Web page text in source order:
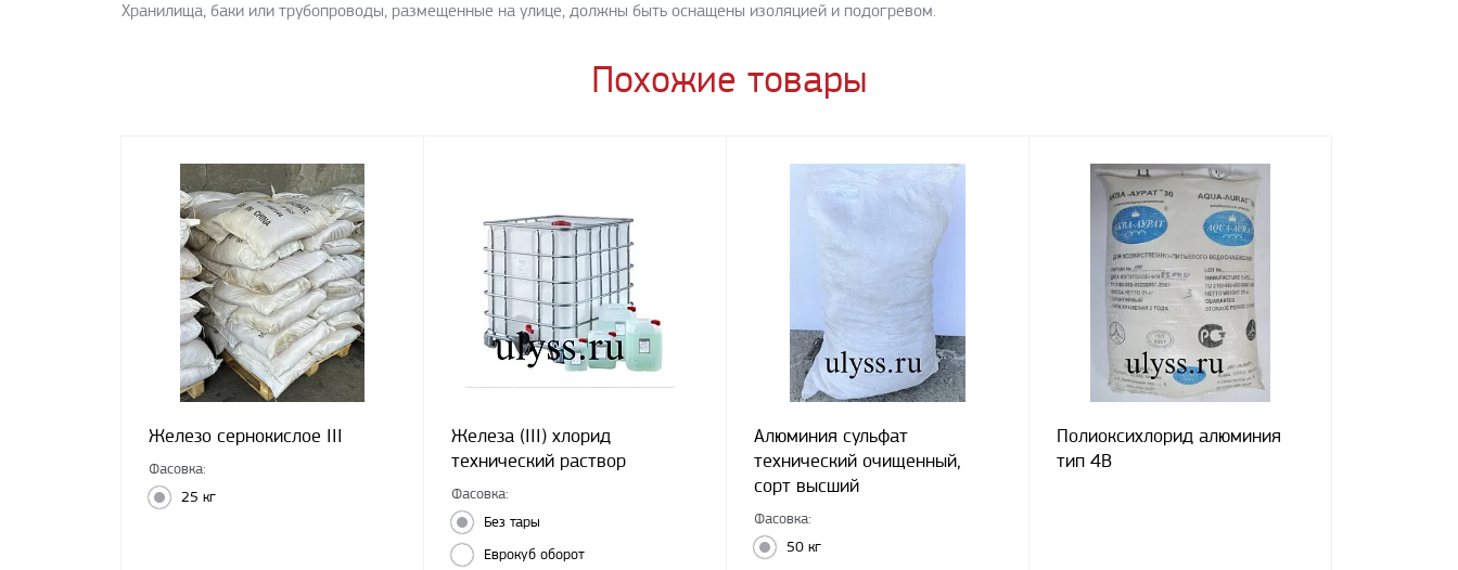
Хранилища, баки или трубопроводы, размещенные на улице, должны быть оснащены изоляцией и подогревом.
Похожие товары
Железо сернокислое III
Фасовка:
25 кг
Железа (III) хлорид
технический раствор
Фасовка:
Без тары
Еврокуб оборот
Алюминия сульфат
технический очищенный,
сорт высший
Фасовка:
50 кг
Полиоксихлорид алюминия
тип 4В